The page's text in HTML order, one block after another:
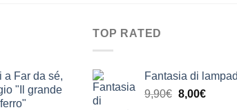
a Far da sé,
"Il grande
TOP RATED
Fantasia di
9,90€ Il
8,00€Il